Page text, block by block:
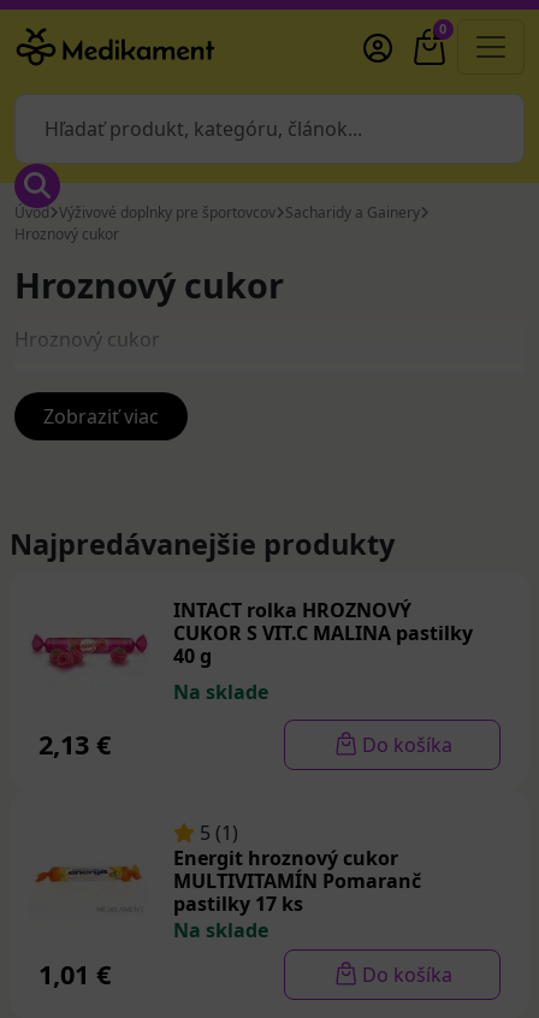
0
Úvod Výživové doplnky pre športovcov Sacharidy a Gainery
Hroznový cukor
Hroznový cukor
Hroznový cukor
Zobraziť viac
Najpredávanejšie produkty
INTACT rolka HROZNOVÝ
CUKOR S VIT.C MALINA pastilky
40 g
Na sklade
2,13 € Do košíka
5 (1)
Energit hroznový cukor
MULTIVITAMÍN Pomaranč
pastilky 17 ks
Na sklade
1,01 € Do košíka